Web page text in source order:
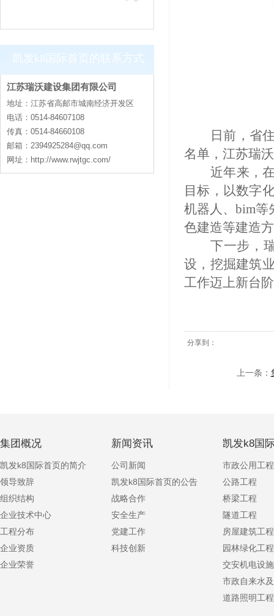
凯发k8国际首页的联系方式
contact
江苏瑞沃建设集团有限公司
地址：江苏省高邮市城南经济开发区
电话：0514-84607108
传真：0514-84660108
邮箱： 2394925284@qq.com
网址：http://www.rwjtgc.com/
日前，省
名单，江苏瑞
近年来，
目标，以数字
机器人、bim等
色建造等建造
下一步，
设，挖掘建筑
工作迈上新台
分享到：
上一条：
集团概况
凯发k8国际首页的简介
领导致辞
组织结构
企业技术中心
工程分布
企业资质
企业荣誉
新闻资讯
公司新闻
凯发k8国际首页的公告
战略合作
安全生产
党建工作
科技创新
凯发k8国
市政公用工程
公路工程
桥梁工程
隧道工程
房屋建筑工程
园林绿化工程
交安机电设施
市政自来水
道路照明工程